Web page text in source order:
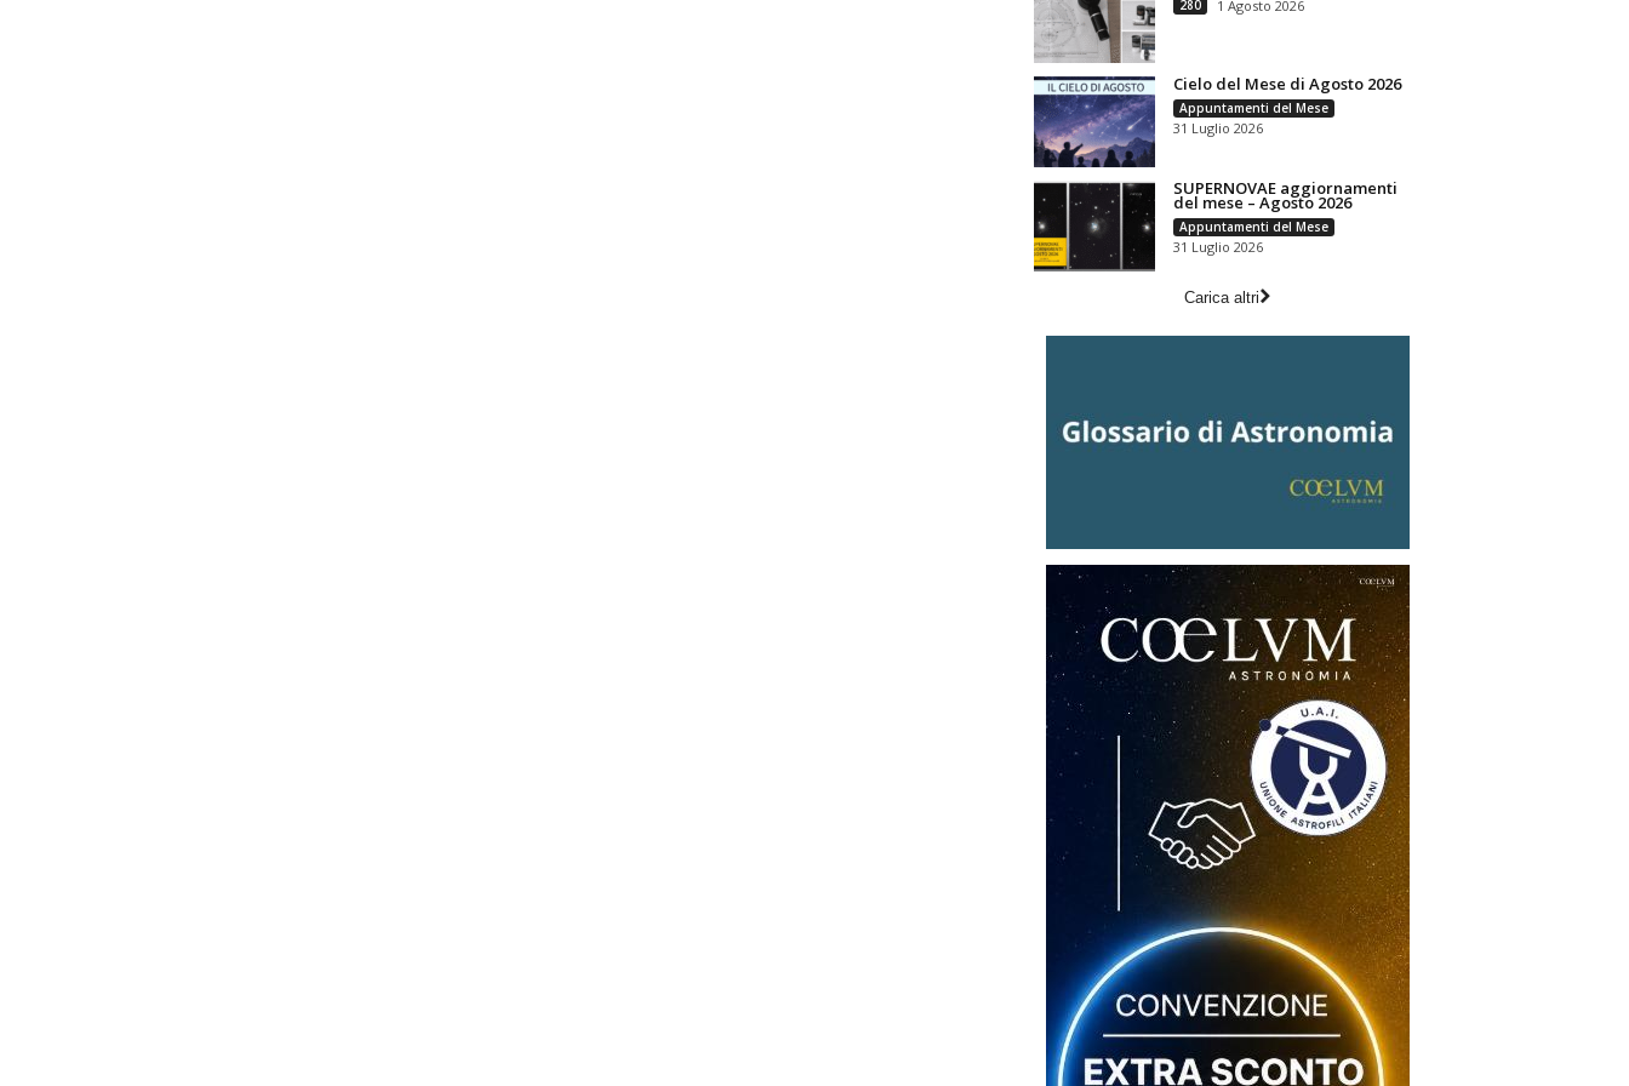
280 1 Agosto 2026
Cielo del Mese di Agosto 2026
Appuntamenti del Mese
31 Luglio 2026
SUPERNOVAE aggiornamenti
del mese – Agosto 2026
Appuntamenti del Mese
31 Luglio 2026
Carica altri